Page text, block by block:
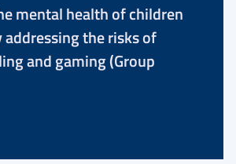
mental health of children
the risks of
and gaming (Group